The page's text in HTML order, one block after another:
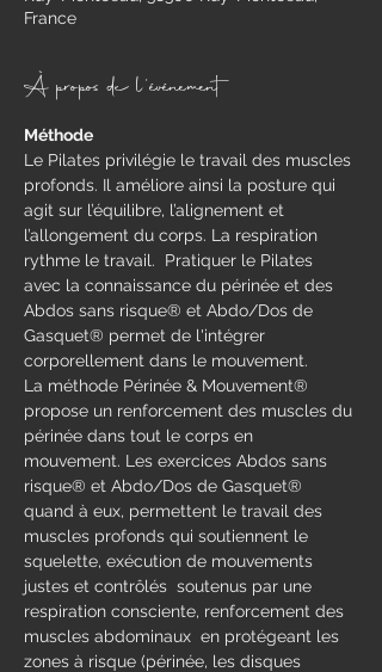
France
À propos de l'événement
Méthode
​Le Pilates privilégie le travail des muscles
profonds. Il améliore ainsi la posture qui
agit sur l’équilibre, l’alignement et
l’allongement du corps. La respiration
rythme le travail.  Pratiquer le Pilates
avec la connaissance du périnée et des
Abdos sans risque® et Abdo/Dos de
Gasquet® permet de l'intégrer
corporellement dans le mouvement.
La méthode Périnée & Mouvement®
propose un renforcement des muscles du
périnée dans tout le corps en
mouvement.​ Les exercices Abdos sans
risque® et Abdo/Dos de Gasquet®
quand à eux, permettent le travail des
muscles profonds qui soutiennent le
squelette, exécution de mouvements
justes et contrôlés  soutenus par une
respiration consciente, renforcement des
muscles abdominaux  en protégeant les
zones à risque (périnée, les disques